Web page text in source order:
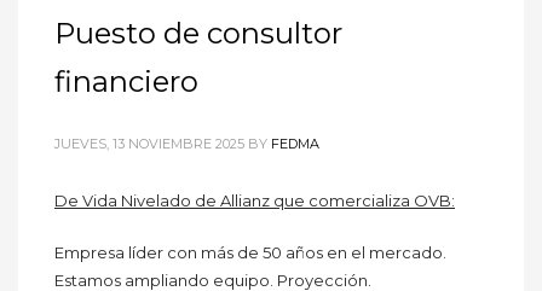
Puesto de consultor
financiero
JUEVES, 13 NOVIEMBRE 2025 BY FEDMA
De Vida Nivelado de Allianz que comercializa OVB:
Empresa líder con más de 50 años en el mercado.
Estamos ampliando equipo. Proyección.